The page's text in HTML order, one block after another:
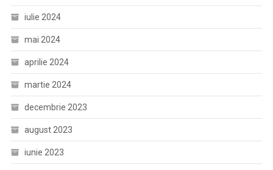
iulie 2024
mai 2024
aprilie 2024
martie 2024
decembrie 2023
august 2023
iunie 2023